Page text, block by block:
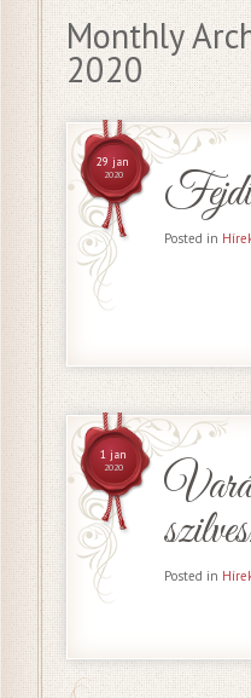
Monthly
2020
29 jan
2020
Posted in
1 jan
2020
Posted in